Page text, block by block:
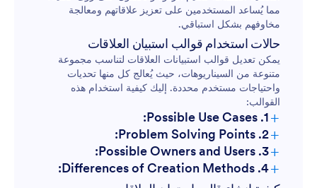
مما يُساعد المستخدمين على تعزيز علاقاتهم ومعالجة
مخاوفهم بشكل استباقي.
حالات استخدام قوالب استبيان العلاقات
يمكن تعديل قوالب استبيانات العلاقات لتناسب مجموعة
متنوعة من السيناريوهات، حيث يُعالج كل منها تحديات
واحتياجات مستخدم محددة. إليك كيفية استخدام هذه
القوالب:
+
1. Possible Use Cases:
الاستشارة الزوجية:
مشاركة الموظفين:
+
2. Problem Solving Points:
+
3. Possible Owners and Users:
+
4. Differences of Creation Methods:
استطلاعات الأزواج: